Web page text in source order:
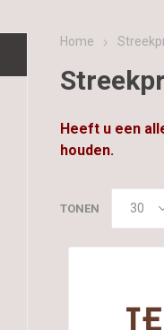
Home
Heeft u een
houden.
TONEN